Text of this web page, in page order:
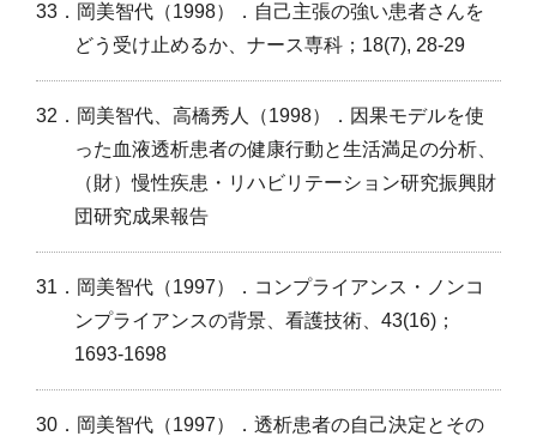
33．岡美智代（1998）．自己主張の強い患者さんを
どう受け止めるか、ナース専科；18(7), 28-29
32．岡美智代、高橋秀人（1998）．因果モデルを使
った血液透析患者の健康行動と生活満足の分析、
（財）慢性疾患・リハビリテーション研究振興財
団研究成果報告
31．岡美智代（1997）．コンプライアンス・ノンコ
ンプライアンスの背景、看護技術、43(16)；
1693-1698
30．岡美智代（1997）．透析患者の自己決定とその